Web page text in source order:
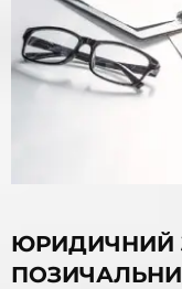
ЮРИДИЧНИЙ